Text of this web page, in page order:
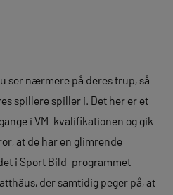
ser nærmere på deres trup, så
spillere spiller i. Det her er et
i VM-kvalifikationen og gik
at de har en glimrende
i Sport Bild-programmet
der samtidig peger på, at